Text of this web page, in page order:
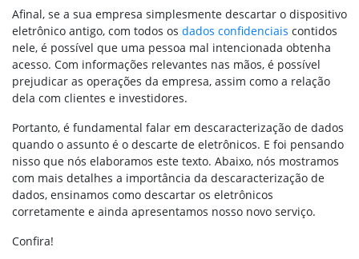
Afinal, se a sua empresa simplesmente descartar o dispositivo
eletrônico antigo, com todos os dados confidenciais contidos
nele, é possível que uma pessoa mal intencionada obtenha
acesso. Com informações relevantes nas mãos, é possível
prejudicar as operações da empresa, assim como a relação
dela com clientes e investidores.
Portanto, é fundamental falar em descaracterização de dados
quando o assunto é o descarte de eletrônicos. E foi pensando
nisso que nós elaboramos este texto. Abaixo, nós mostramos
com mais detalhes a importância da descaracterização de
dados, ensinamos como descartar os eletrônicos
corretamente e ainda apresentamos nosso novo serviço.
Confira!